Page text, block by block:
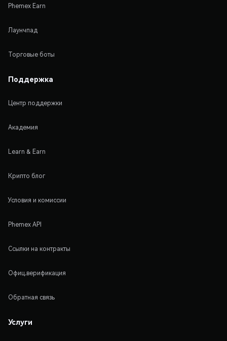
Phemex Earn
Лаунчпад
Торговые боты
Поддержка
Центр поддержки
Академия
Learn & Earn
Крипто блог
Условия и комиссии
Phemex API
Ссылки на контракты
Офиц.верификация
Обратная связь
Услуги